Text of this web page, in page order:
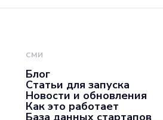
СМИ
Блог
Статьи для запуска
Новости и обновления
Как это работает
База данных стартапов